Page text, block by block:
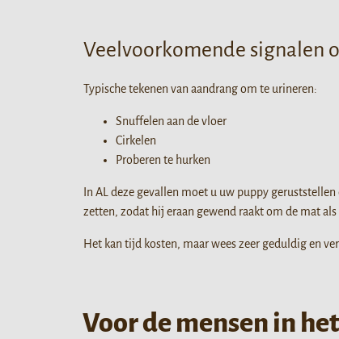
Veelvoorkomende signalen
Typische tekenen van aandrang om te urineren:
Snuffelen aan de vloer
Cirkelen
Proberen te hurken
In AL deze gevallen moet u uw puppy
zetten, zodat hij eraan gewend raakt om de mat
Het kan tijd kosten, maar wees zeer geduldig en
Voor de mensen in